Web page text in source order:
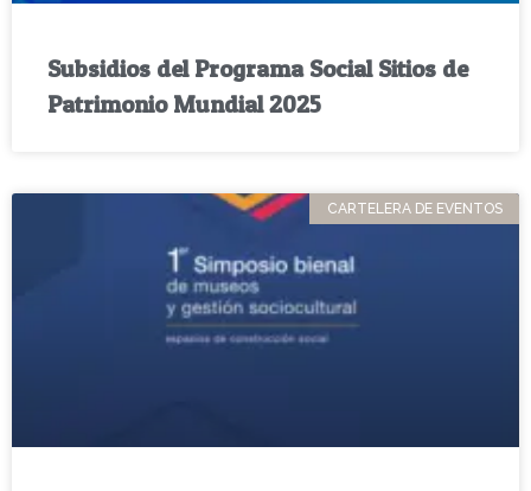
Subsidios del Programa Social Sitios de
Patrimonio Mundial 2025
CARTELERA DE EVENTOS